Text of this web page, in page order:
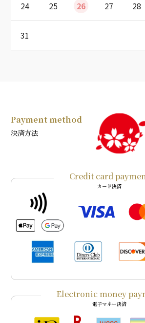
24 25 26 27 28
31
Payment method
決済方法
Credit card
カード決済
Electronic money
電子マネー決済